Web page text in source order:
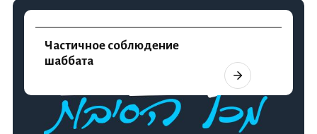
Частичное соблюдение
шаббата